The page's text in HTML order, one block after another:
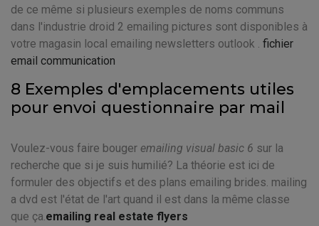
de ce même si plusieurs exemples de noms communs
dans l'industrie droid 2 emailing pictures sont disponibles à
votre magasin local emailing newsletters outlook . fichier
email communication
8 Exemples d'emplacements utiles
pour envoi questionnaire par mail
Voulez-vous faire bouger emailing visual basic 6 sur la
recherche que si je suis humilié? La théorie est ici de
formuler des objectifs et des plans emailing brides. mailing
a dvd est l'état de l'art quand il est dans la même classe
que ça.emailing real estate flyers